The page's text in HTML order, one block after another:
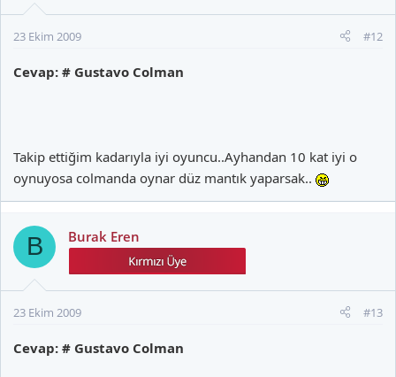
23 Ekim 2009 #12
Cevap: # Gustavo Colman
Takip ettiğim kadarıyla iyi oyuncu..Ayhandan 10 kat iyi o
oynuyosa colmanda oynar düz mantık yaparsak..
B Burak Eren
23 Ekim 2009 #13
Cevap: # Gustavo Colman